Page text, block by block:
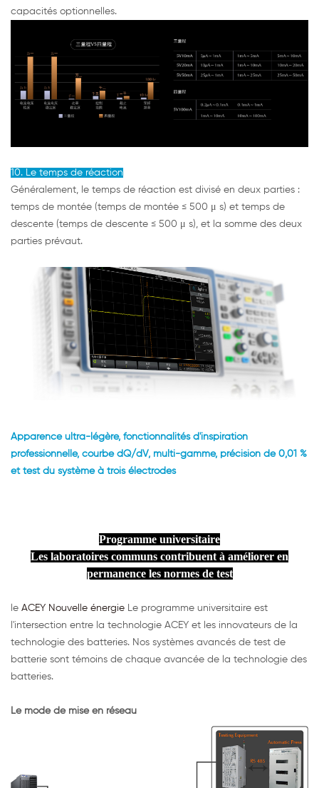
capacités optionnelles.
10. Le temps de réaction
Généralement, le temps de réaction est divisé en deux parties :
temps de montée (temps de montée ≤ 500 μ s) et temps de
descente (temps de descente ≤ 500 μ s), et la somme des deux
parties prévaut.
Apparence ultra-légère, fonctionnalités d'inspiration
professionnelle, courbe dQ/dV, multi-gamme, précision de 0,01 %
et test du système à trois électrodes
Programme universitaire
Les laboratoires communs contribuent à améliorer en
permanence les normes de test
le ACEY Nouvelle énergie Le programme universitaire est
l'intersection entre la technologie ACEY et les innovateurs de la
technologie des batteries. Nos systèmes avancés de test de
batterie sont témoins de chaque avancée de la technologie des
batteries.
Le mode de mise en réseau